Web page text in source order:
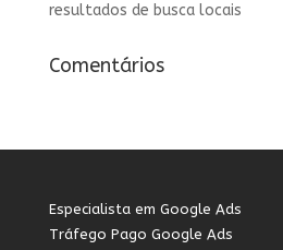
resultados de busca locais
Comentários
Especialista em Google Ads
Tráfego Pago Google Ads